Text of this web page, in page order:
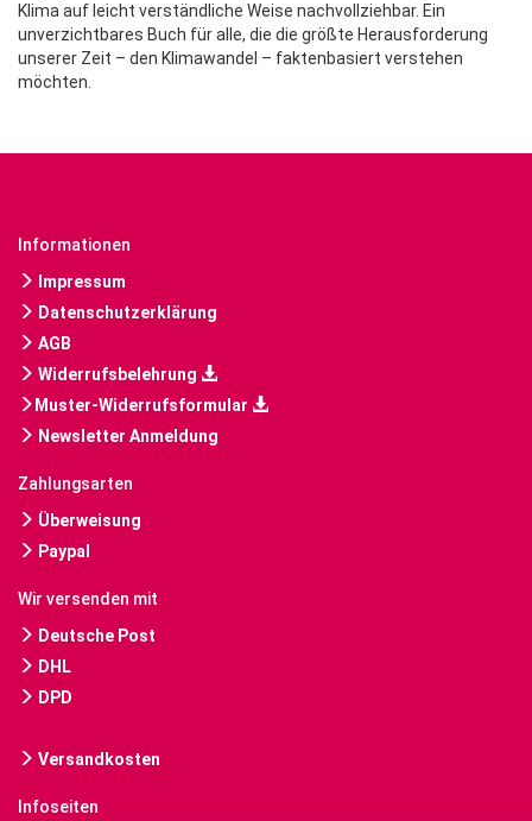
Klima auf leicht verständliche Weise nachvollziehbar. Ein
unverzichtbares Buch für alle, die die größte Herausforderung
unserer Zeit – den Klimawandel – faktenbasiert verstehen
möchten.
Informationen
Impressum
Datenschutzerklärung
AGB
Widerrufsbelehrung
Muster-Widerrufsformular
Newsletter Anmeldung
Zahlungsarten
Überweisung
Paypal
Wir versenden mit
Deutsche Post
DHL
DPD
Versandkosten
Infoseiten